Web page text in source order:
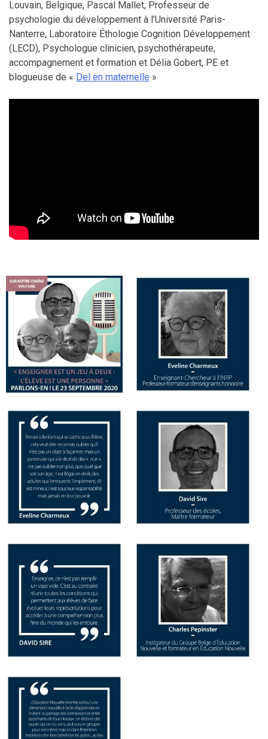
Louvain, Belgique, Pascal Mallet, Professeur de
psychologie du développement à l’Université Paris-
Nanterre, Laboratoire Éthologie Cognition Développement
(LECD), Psychologue clinicien, psychothérapeute,
accompagnement et formation et Délia Gobert, PE et
blogueuse de « Del en maternelle »